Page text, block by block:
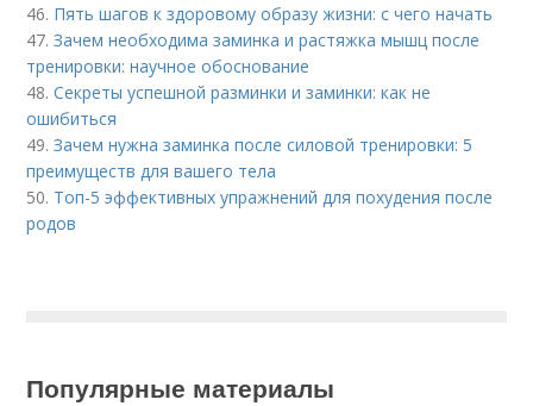
46. Пять шагов к здоровому образу жизни: с чего начать
47.Зачем необходима заминка и растяжка мышц после
тренировки: научное обоснование
48.Секреты успешной разминки и заминки: как не
ошибиться
49.Зачем нужна заминка после силовой тренировки: 5
преимуществ для вашего тела
50. Топ-5 эффективных упражнений для похудения после
родов
Популярные материалы